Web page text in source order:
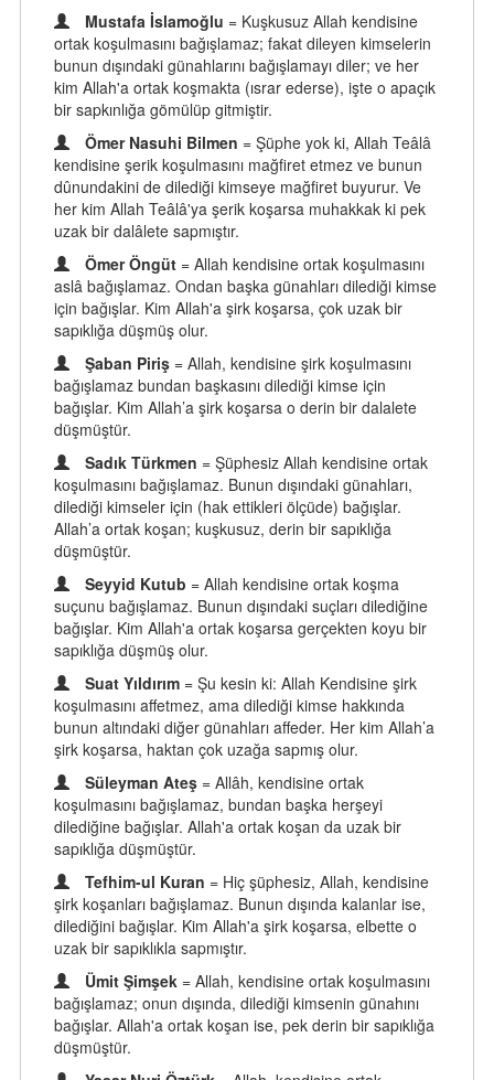
Mustafa İslamoğlu = Kuşkusuz Allah kendisine
ortak koşulmasını bağışlamaz; fakat dileyen kimselerin
bunun dışındaki günahlarını bağışlamayı diler; ve her
kim Allah'a ortak koşmakta (ısrar ederse), işte o apaçık
bir sapkınlığa gömülüp gitmiştir.
Ömer Nasuhi Bilmen = Şüphe yok ki, Allah Teâlâ
kendisine şerik koşulmasını mağfiret etmez ve bunun
dûnundakini de dilediği kimseye mağfiret buyurur. Ve
her kim Allah Teâlâ'ya şerik koşarsa muhakkak ki pek
uzak bir dalâlete sapmıştır.
Ömer Öngüt = Allah kendisine ortak koşulmasını
aslâ bağışlamaz. Ondan başka günahları dilediği kimse
için bağışlar. Kim Allah'a şirk koşarsa, çok uzak bir
sapıklığa düşmüş olur.
Şaban Piriş = Allah, kendisine şirk koşulmasını
bağışlamaz bundan başkasını dilediği kimse için
bağışlar. Kim Allah’a şirk koşarsa o derin bir dalalete
düşmüştür.
Sadık Türkmen = Şüphesiz Allah kendisine ortak
koşulmasını bağışlamaz. Bunun dışındaki günahları,
dilediği kimseler için (hak ettikleri ölçüde) bağışlar.
Allah’a ortak koşan; kuşkusuz, derin bir sapıklığa
düşmüştür.
Seyyid Kutub = Allah kendisine ortak koşma
suçunu bağışlamaz. Bunun dışındaki suçları dilediğine
bağışlar. Kim Allah'a ortak koşarsa gerçekten koyu bir
sapıklığa düşmüş olur.
Suat Yıldırım = Şu kesin ki: Allah Kendisine şirk
koşulmasını affetmez, ama dilediği kimse hakkında
bunun altındaki diğer günahları affeder. Her kim Allah’a
şirk koşarsa, haktan çok uzağa sapmış olur.
Süleyman Ateş = Allâh, kendisine ortak
koşulmasını bağışlamaz, bundan başka herşeyi
dilediğine bağışlar. Allah'a ortak koşan da uzak bir
sapıklığa düşmüştür.
Tefhim-ul Kuran = Hiç şüphesiz, Allah, kendisine
şirk koşanları bağışlamaz. Bunun dışında kalanlar ise,
dilediğini bağışlar. Kim Allah'a şirk koşarsa, elbette o
uzak bir sapıklıkla sapmıştır.
Ümit Şimşek = Allah, kendisine ortak koşulmasını
bağışlamaz; onun dışında, dilediği kimsenin günahını
bağışlar. Allah'a ortak koşan ise, pek derin bir sapıklığa
düşmüştür.